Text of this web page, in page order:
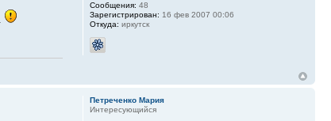
Сообщения: 48
Зарегистрирован: 16 фев 2007 00:06
Откуда: иркутск
Петреченко Мария
Интересующийся